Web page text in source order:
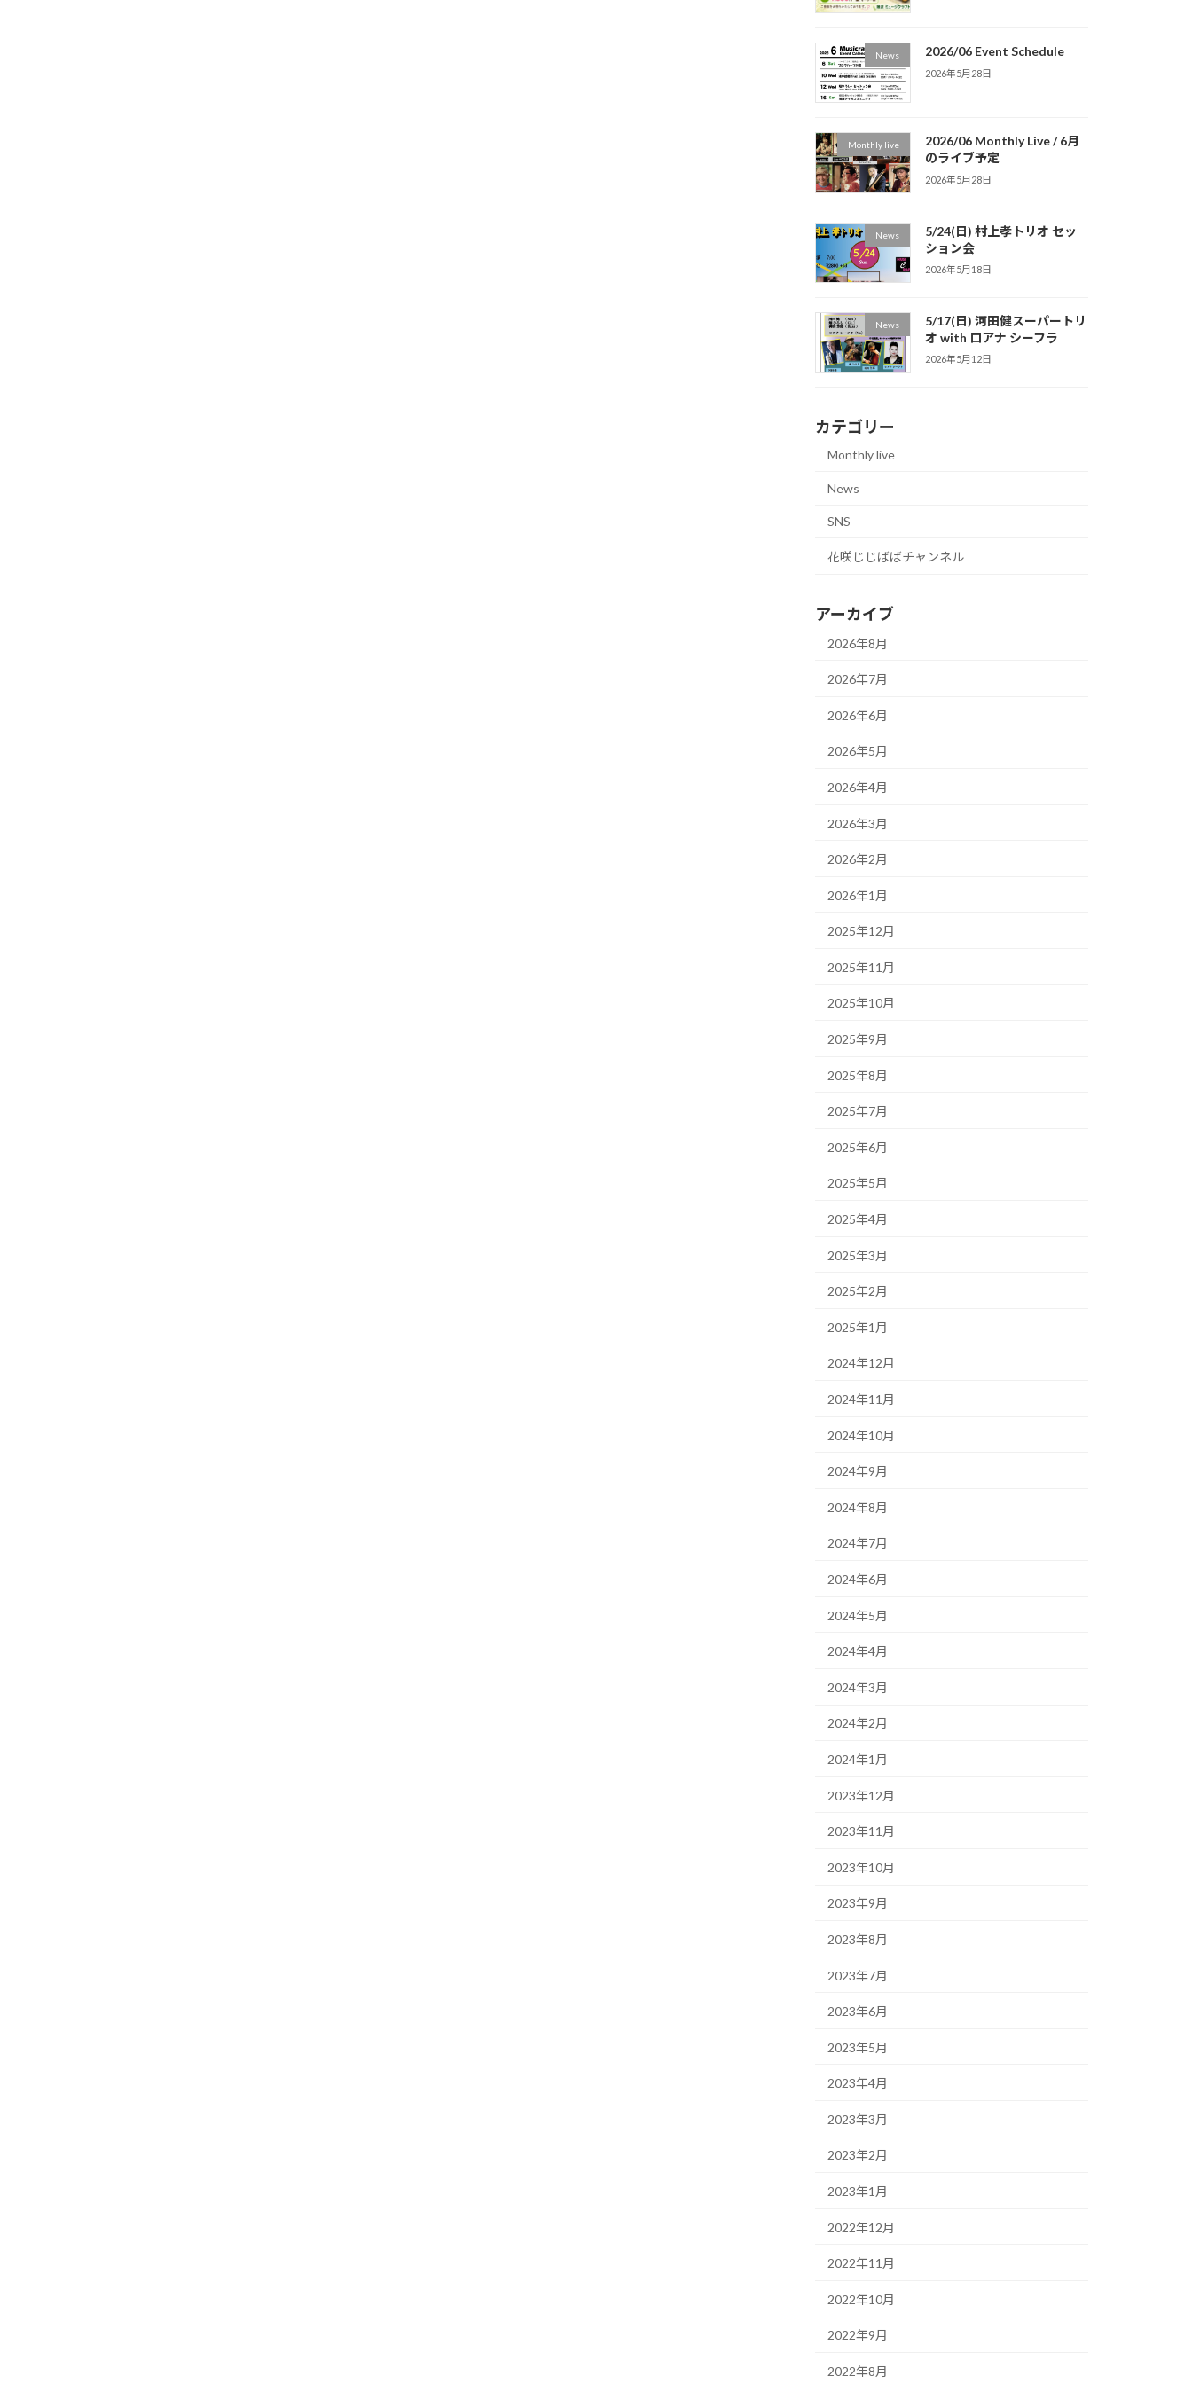
News 2026/06 Event Schedule
2026年5月28日
Monthly live
2026/06 Monthly Live / 6月
のライブ予定
2026年5月28日
News
5/24(日) 村上孝トリオ セッ
ション会
2026年5月18日
News
5/17(日) 河田健スーパートリ
オ with ロアナ シーフラ
2026年5月12日
カテゴリー
Monthly live
News
SNS
花咲じじばばチャンネル
アーカイブ
2026年8月
2026年7月
2026年6月
2026年5月
2026年4月
2026年3月
2026年2月
2026年1月
2025年12月
2025年11月
2025年10月
2025年9月
2025年8月
2025年7月
2025年6月
2025年5月
2025年4月
2025年3月
2025年2月
2025年1月
2024年12月
2024年11月
2024年10月
2024年9月
2024年8月
2024年7月
2024年6月
2024年5月
2024年4月
2024年3月
2024年2月
2024年1月
2023年12月
2023年11月
2023年10月
2023年9月
2023年8月
2023年7月
2023年6月
2023年5月
2023年4月
2023年3月
2023年2月
2023年1月
2022年12月
2022年11月
2022年10月
2022年9月
2022年8月